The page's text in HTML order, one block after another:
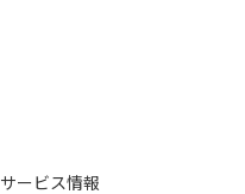
サービス情報